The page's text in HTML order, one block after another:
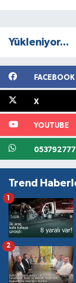
Yükleniyor...
FACEBOOK
X
YOUTUBE
Trend
1
2